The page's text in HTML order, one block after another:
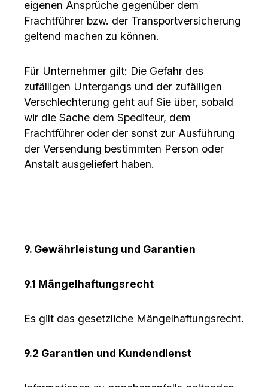
eigenen Ansprüche gegenüber dem
Frachtführer bzw. der Transportversicherung
geltend machen zu können.
Für Unternehmer gilt: Die Gefahr des
zufälligen Untergangs und der zufälligen
Verschlechterung geht auf Sie über, sobald
wir die Sache dem Spediteur, dem
Frachtführer oder der sonst zur Ausführung
der Versendung bestimmten Person oder
Anstalt ausgeliefert haben.
9. Gewährleistung und Garantien
9.1 Mängelhaftungsrecht
Es gilt das gesetzliche Mängelhaftungsrecht.
9.2 Garantien und Kundendienst